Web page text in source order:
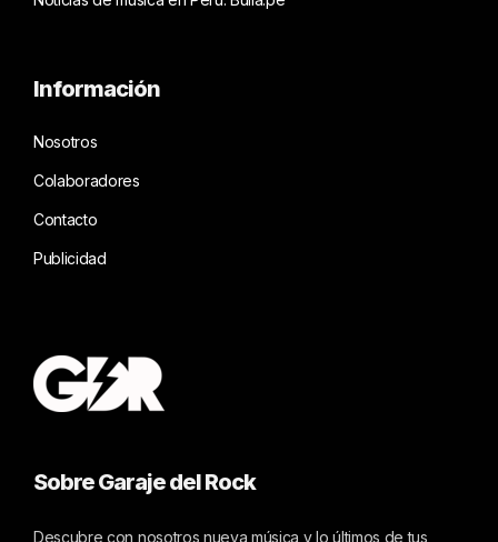
Información
Nosotros
Colaboradores
Contacto
Publicidad
Sobre Garaje del Rock
Descubre con nosotros nueva música y lo últimos de tus